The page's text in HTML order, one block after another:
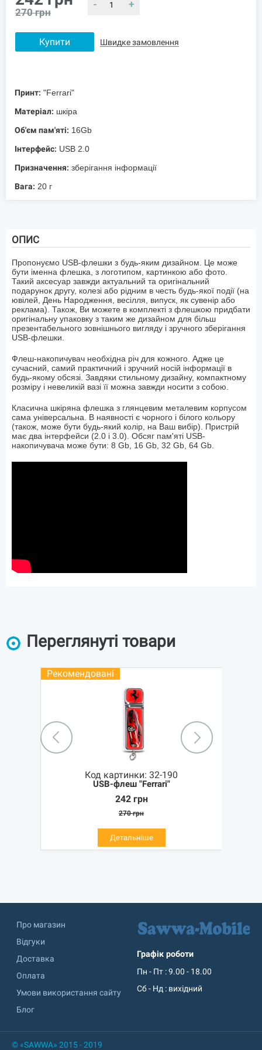
270 грн
- +
Купити Швидке замовлення
Принт: "Ferrari"
Матеріал: шкіра
Об'єм пам'яті: 16Gb
Інтерфейс: USB 2.0
Призначення: зберігання інформації
Вага: 20 г
ОПИС
Пропонуємо USB-флешки з будь-яким дизайном. Це може
бути іменна флешка, з логотипом, картинкою або фото.
Такий аксесуар завжди актуальний та оригінальний
подарунок другу, колезі або рідним в честь будь-якої події (на
ювілей, День Народження, весілля, випуск, як сувенір або
реклама). Також, Ви можете в комплекті з флешкою ​​придбати
оригінальну упаковку з таким же дизайном для більш
презентабельного зовнішнього вигляду і зручного зберігання
USB-флешки.
Флеш-накопичувач необхідна річ для кожного. Адже це
сучасний, самий практичний і зручний носій інформації в
будь-якому обсязі. Завдяки стильному дизайну, компактному
розміру і невеликій вазі її можна завжди носити з собою.
Класична шкіряна флешка з глянцевим металевим корпусом
сама універсальна. В наявності є чорного і білого кольору
(також, може бути будь-який колір, на Ваш вибір). Пристрій
має два інтерфейси (2.0 і 3.0). Обсяг пам'яті USB-
накопичувача може бути: 8 Gb, 16 Gb, 32 Gb, 64 Gb.
Переглянуті товари
Рекомендовані
Код картинки: 32-190
USB-флеш "Ferrari"
242 грн
270 грн
Детальніше
Про магазин
Відгуки
Доставка
Оплата
Умови використання сайту
Блог
Графік роботи
Пн - Пт : 9.00 - 18.00
Сб - Нд : вихідний
© «SAWWA» 2015 - 2019